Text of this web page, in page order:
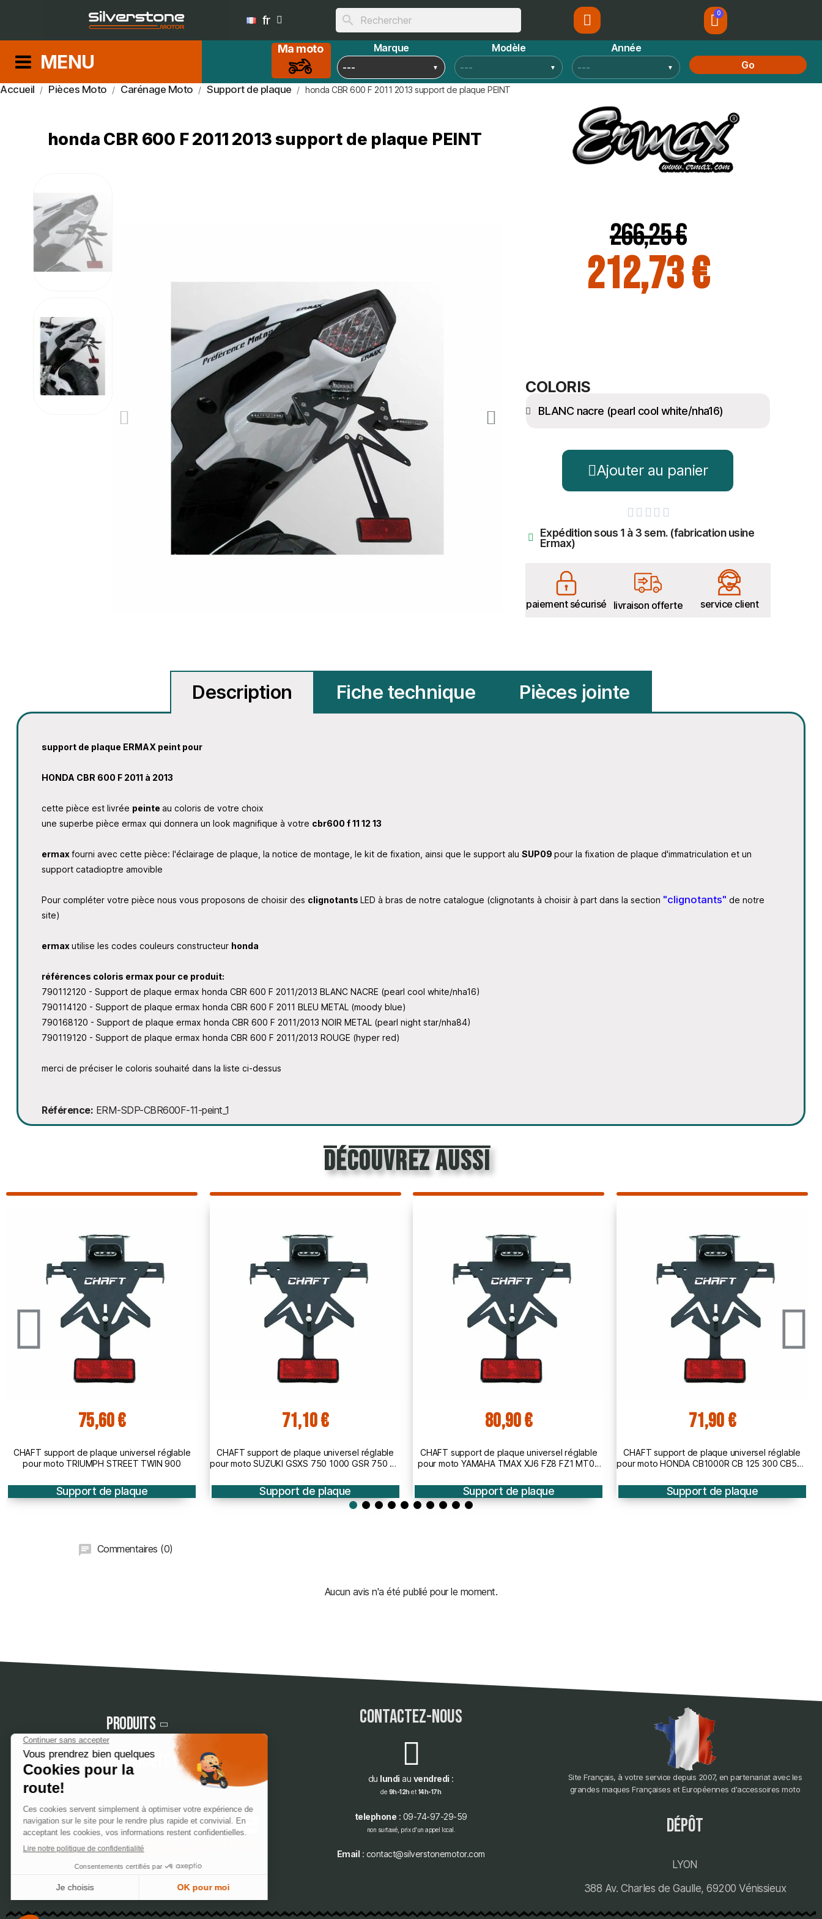
fr search
MENU
Ma moto Marque Modèle
Année
Go
Accueil Pièces Moto Carénage Moto Support de plaque honda CBR 600 F 2011 2013 support de plaque PEINT
honda CBR 600 F 2011 2013 support de plaque PEINT
266,25 €
212,73 €
COLORIS
Ajouter au panier
    
Expédition sous 1 à 3 sem. (fabrication usine
Ermax)
paiement sécurisé livraison offerte service client
Description Fiche technique Pièces jointe
support de plaque ERMAX peint pour
HONDA CBR 600 F 2011 à 2013
cette pièce est livrée peinteau coloris de votre choix
une superbe pièce ermax qui donnera un look magnifique à votre cbr600 f 11 12 13
ermaxfourni avec cette pièce: l'éclairage de plaque, la notice de montage, le kit de fixation, ainsi que le support aluSUP09pour la fixation de plaque d'immatriculation et un
support catadioptre amovible
Pour compléter votre pièce nous vous proposons de choisir des clignotantsLED à bras de notre catalogue (clignotants à choisir à part dans la section "clignotants" de notre
site)
ermaxutilise les codes couleurs constructeur honda
références coloris ermax pour ce produit:
790112120 - Support de plaque ermax honda CBR 600 F 2011/2013 BLANC NACRE (pearl cool white/nha16)
790114120 - Support de plaque ermax honda CBR 600 F 2011 BLEU METAL (moody blue)
790168120 - Support de plaque ermax honda CBR 600 F 2011/2013 NOIR METAL (pearl night star/nha84)
790119120 - Support de plaque ermax honda CBR 600 F 2011/2013 ROUGE (hyper red)
merci de préciser le coloris souhaité dans la liste ci-dessus
Référence ERM-SDP-CBR600F-11-peint_1
découvrez aussi
71,10 €
CHAFT support de plaque universel réglable
pour moto SUZUKI GSXS 750 1000 GSR 750 SV
Support de plaque
80,90 €
CHAFT support de plaque universel réglable
pour moto YAMAHA TMAX XJ6 FZ8 FZ1 MT07
Support de plaque
71,90 €
CHAFT support de plaque universel réglable
pour moto HONDA CB1000R CB 125 300 CB500
Support de plaque
71,90 €
CHAFT support de plaque universel réglable
pour moto KAWASAKI ER6 Z750 Z800 Z1000 SX
Support de plaque
Commentaires (0)
Aucun avis n'a été publié pour le moment.
Produits
Notre société
contactez-nous
du lundi au vendredi :
de 9h-12het 14h-17h
telephone : 09-74-97-29-59
non surtaxé, prix d'un appel local.
Email : contact@silverstonemotor.com
Site Français, à votre service depuis 2007, en partenariat avec les
grandes maques Françaises et Européennes d'accessoires moto
dépôt
LYON
388 Av. Charles de Gaulle, 69200 Vénissieux